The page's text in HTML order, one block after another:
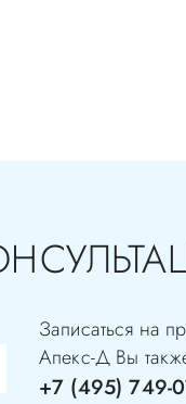
Записаться на
Апекс-Д Вы
+7 (495) 749-